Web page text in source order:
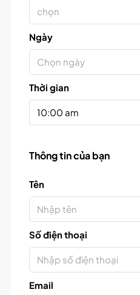
chọn
Ngày
Chọn ngày
Thời gian
10:00 am
Thông tin của bạn
Tên
Số điện thoại
Email